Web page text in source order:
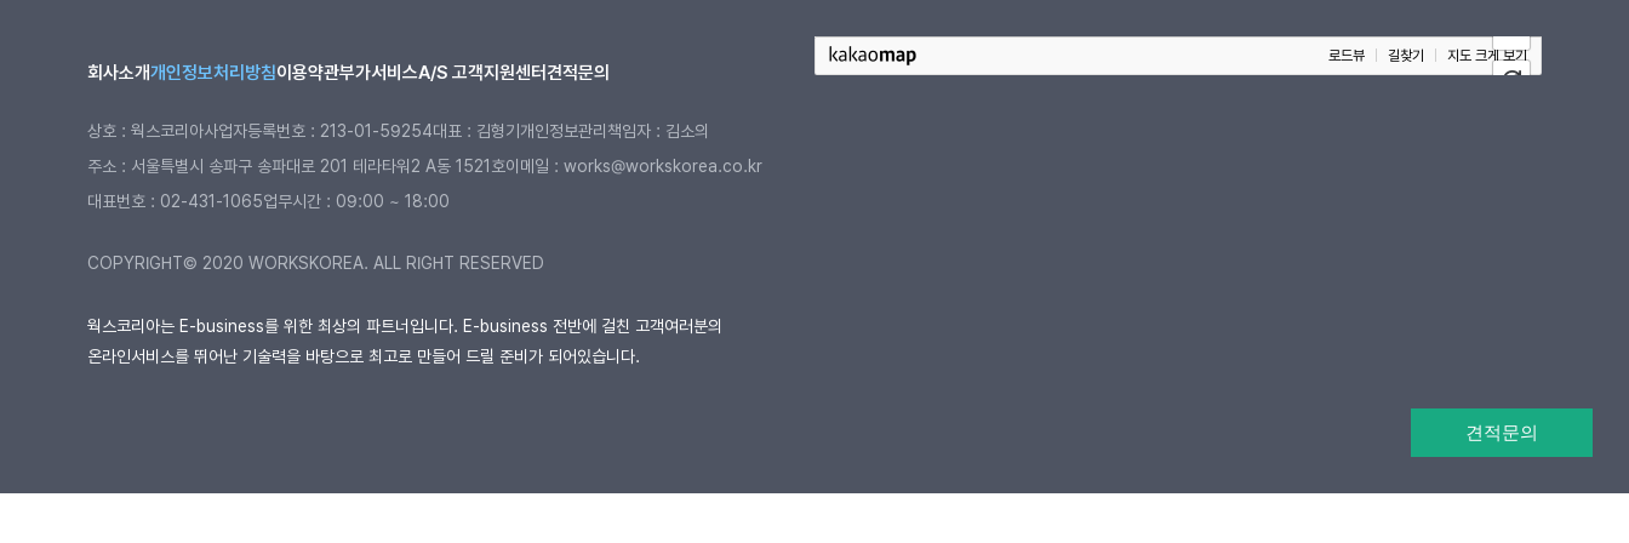
견적문의
회사소개개인정보처리방침이용약관부가서비스A/S 고객지원센터 견적문의
상호 : 웍스코리아사업자등록번호 : 213-01-59254대표 : 김형기 개인정보관리책임자 : 김소의
주소 : 서울특별시 송파구 송파대로 201 테라타워2 A동 1521호이메일 : works@workskorea.co.kr
대표번호 : 02-431-1065업무시간 : 09:00 ~ 18:00
COPYRIGHT© 2020 WORKSKOREA. ALL RIGHT RESERVED
웍스코리아는 E-business를 위한 최상의 파트너입니다. E-business 전반에 걸친 고객여러분의
온라인서비스를 뛰어난 기술력을 바탕으로 최고로 만들어 드릴 준비가 되어있습니다.
로드뷰 길찾기 지도 크게 보기